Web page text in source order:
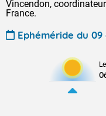
Vincendon,
France.
Ephéméride du